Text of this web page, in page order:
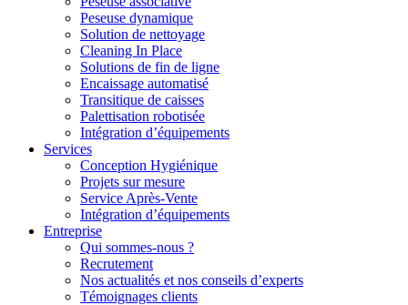
Peseuse dynamique
Solution de nettoyage
Cleaning In Place
Solutions de fin de ligne
Encaissage automatisé
Transitique de caisses
Palettisation robotisée
Intégration d’équipements
Services
Conception Hygiénique
Projets sur mesure
Service Après-Vente
Intégration d’équipements
Entreprise
Qui sommes-nous ?
Recrutement
Nos actualités et nos conseils d’experts
Témoignages clients